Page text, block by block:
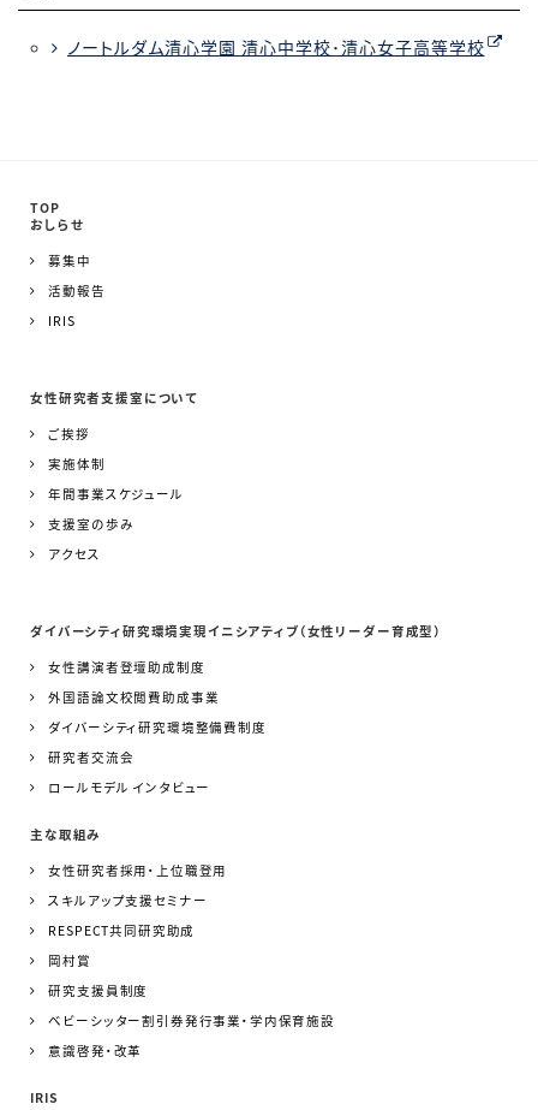
ノートルダム清心学園 清心中学校･清心女子高等学校
TOP
おしらせ
募集中
活動報告
IRIS
女性研究者支援室について
ご挨拶
実施体制
年間事業スケジュール
支援室の歩み
アクセス
ダイバーシティ研究環境実現イニシアティブ（女性リーダー育成型）
女性講演者登壇助成制度
外国語論文校閲費助成事業
ダイバーシティ研究環境整備費制度
研究者交流会
ロールモデル インタビュー
主な取組み
女性研究者採用・上位職登用
スキルアップ支援セミナー
RESPECT共同研究助成
岡村賞
研究支援員制度
ベビーシッター割引券発行事業・学内保育施設
意識啓発・改革
IRIS